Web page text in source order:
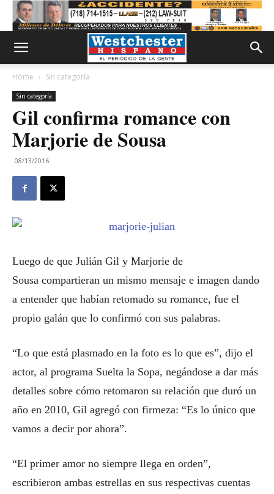
Home Sin categoría
Sin categoría
Gil confirma romance con
Marjorie de Sousa
08/13/2016
Luego de que Julián Gil y Marjorie de
Sousa compartieran un mismo mensaje e imagen dando
a entender que habían retomado su romance, fue el
propio galán que lo confirmó con sus palabras.
“Lo que está plasmado en la foto es lo que es”, dijo el
actor, al programa Suelta la Sopa, negándose a dar más
detalles sobre cómo retomaron su relación que duró un
año en 2010, Gil agregó con firmeza: “Es lo único que
vamos a decir por ahora”.
“El primer amor no siempre llega en orden”,
escribieron ambas estrellas en sus respectivas cuentas